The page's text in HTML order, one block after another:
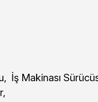
İş Makinası